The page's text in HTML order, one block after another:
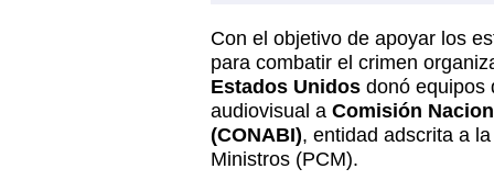
Con el objetivo de apoyar los
para combatir el crimen
Estados Unidos donó equipos
audiovisual a Comisión
(CONABI), entidad adscrita a
Ministros (PCM).